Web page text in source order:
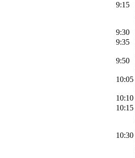
9:15
9:30
9:35
9:50
10:05
10:10
10:15
10:30